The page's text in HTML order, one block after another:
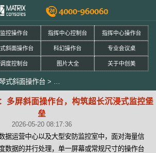
监控操作台 指挥中心控制台 指挥中心操作台
斜面操作台 科幻操作台 专业会议桌
调度控制台 图片大全 关于中创美
式斜面操作台 > 星际方舟·未来视界：多屏斜面操
多屏斜面操作台，构筑超长沉浸式监控堡
垒
2026-05-20 08:17:36
据运营中心以及大型安防监控室中，面对海量信
数据的并行处理，单一屏幕或常规尺寸的操作台